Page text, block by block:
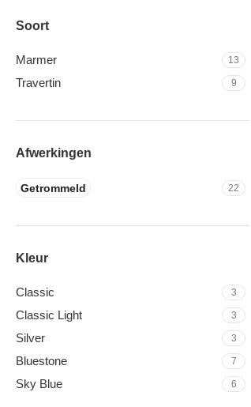
Soort
Marmer 13
Travertin 9
Afwerkingen
Getrommeld 22
Kleur
Classic 3
Classic Light 3
Silver 3
Bluestone 7
Sky Blue 6